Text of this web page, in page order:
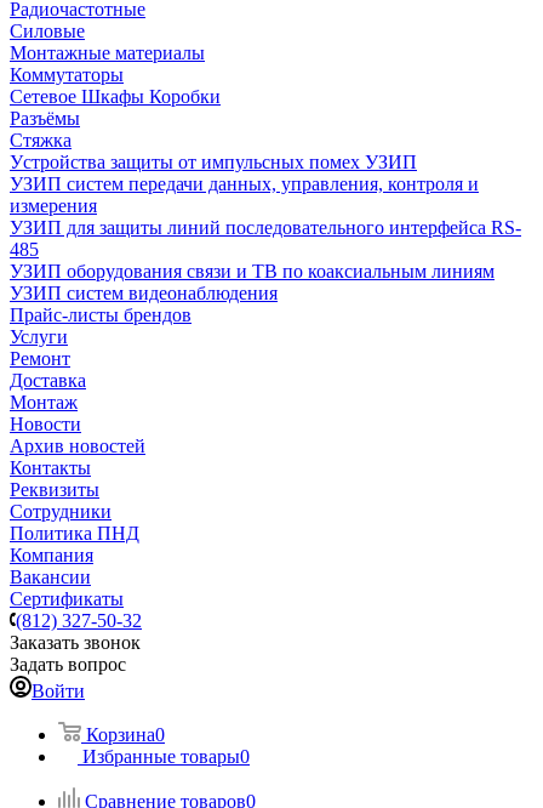
Радиочастотные
Силовые
Монтажные материалы
Коммутаторы
Сетевое Шкафы Коробки
Разъёмы
Стяжка
Уcтройства защиты от импульсных помех УЗИП
УЗИП систем передачи данных, управления, контроля и
измерения
УЗИП для защиты линий последовательного интерфейса RS-
485
УЗИП оборудования связи и ТВ по коаксиальным линиям
УЗИП систем видеонаблюдения
Прайс-листы брендов
Услуги
Ремонт
Доставка
Монтаж
Новости
Архив новостей
Контакты
Реквизиты
Сотрудники
Политика ПНД
Компания
Вакансии
Сертификаты
(812) 327-50-32
Заказать звонок
Задать вопрос
Войти
Корзина0
Избранные товары0
Сравнение товаров0